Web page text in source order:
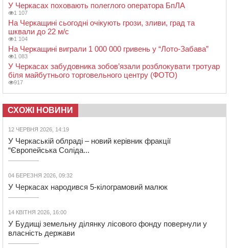
У Черкасах поховають полеглого оператора БпЛА
1 107
На Черкащині сьогодні очікують грози, зливи, град та
шквали до 22 м/с
1 104
На Черкащині виграли 1 000 000 гривень у “Лото-Забава”
1 083
У Черкасах забудовника зобов’язали розблокувати тротуар
біля майбутнього торговельного центру (ФОТО)
917
СХОЖІ НОВИНИ
12 ЧЕРВНЯ 2026, 14:19
У Черкаській облраді – новий керівник фракції
“Європейська Соліда...
04 БЕРЕЗНЯ 2026, 09:32
У Черкасах народився 5-кілограмовий малюк
14 КВІТНЯ 2026, 16:00
У Будищі земельну ділянку лісового фонду повернули у
власність держави